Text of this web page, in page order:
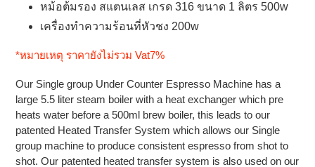
หม้อต้มรอง สแตนเลส เกรด 316 ขนาด 1 ลิตร 500w
เครื่องทำความร้อนที่หัวชง 200w
*หมายเหตุ ราคายังไม่รวม Vat7%
Our Single group Under Counter Espresso Machine has a
large 5.5 liter steam boiler with a heat exchanger which pre
heats water before a 500ml brew boiler, this leads to our
patented Heated Transfer System which allows our Single
group machine to produce consistent espresso from shot to
shot. Our patented heated transfer system is also used on our